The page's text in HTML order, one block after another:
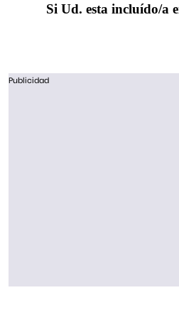
Si Ud. esta incluído/a
Publicidad